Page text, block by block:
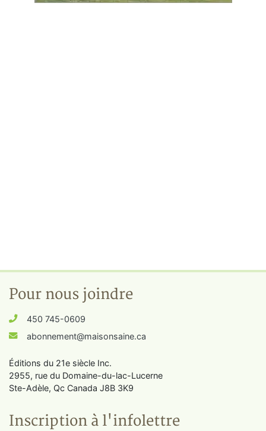
Pour nous joindre
450 745-0609
abonnement@maisonsaine.ca
Éditions du 21e siècle Inc.
2955, rue du Domaine-du-lac-Lucerne
Ste-Adèle, Qc Canada J8B 3K9
Inscription à l'infolettre